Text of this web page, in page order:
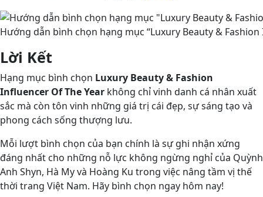
Hướng dẫn bình chọn hạng mục “Luxury Beauty & Fashion
Lời Kết
Hạng mục bình chọn Luxury Beauty & Fashion
Influencer Of The Year không chỉ vinh danh cá nhân xuất
sắc mà còn tôn vinh những giá trị cái đẹp, sự sáng tạo và
phong cách sống thượng lưu.
Mỗi lượt bình chọn của bạn chính là sự ghi nhận xứng
đáng nhất cho những nỗ lực không ngừng nghỉ của Quỳnh
Anh Shyn, Hà My và Hoàng Ku trong việc nâng tầm vị thế
thời trang Việt Nam. Hãy bình chọn ngay hôm nay!